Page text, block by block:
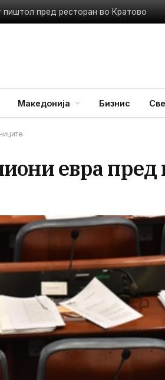
пред ресторан во Кратово
Македонија Бизнис
евра